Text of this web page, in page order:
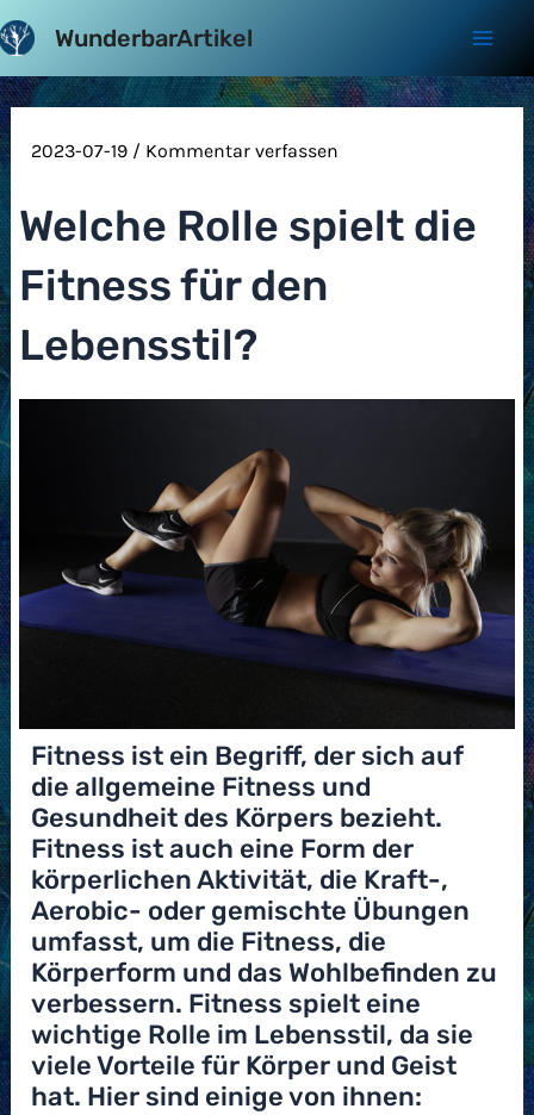
Zum
Inhalt
springen
WunderbarArtikel
2023-07-19 / Kommentar verfassen
Welche Rolle spielt die
Fitness für den
Lebensstil?
Fitness ist ein Begriff, der sich auf
die allgemeine Fitness und
Gesundheit des Körpers bezieht.
Fitness ist auch eine Form der
körperlichen Aktivität, die Kraft-,
Aerobic- oder gemischte Übungen
umfasst, um die Fitness, die
Körperform und das Wohlbefinden zu
verbessern. Fitness spielt eine
wichtige Rolle im Lebensstil, da sie
viele Vorteile für Körper und Geist
hat. Hier sind einige von ihnen: